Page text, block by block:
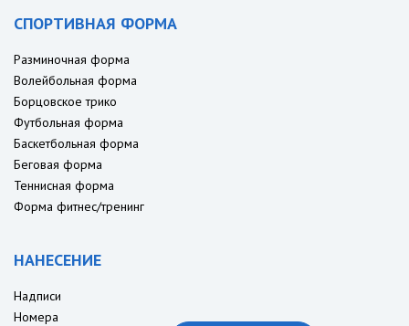
СПОРТИВНАЯ ФОРМА
Разминочная форма
Волейбольная форма
Борцовское трико
Футбольная форма
Баскетбольная форма
Беговая форма
Теннисная форма
Форма фитнес/тренинг
НАНЕСЕНИЕ
Надписи
Номера